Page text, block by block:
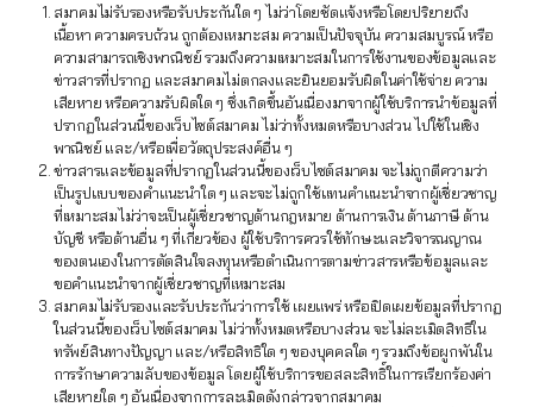
สมาคมไม่รับรองหรือรับประกันใด ๆ ไม่ว่าโดยชัดแจ้งหรือโดยปริยายถึง
เนื้อหา ความครบถ้วน ถูกต้องเหมาะสม ความเป็นปัจจุบัน ความสมบูรณ์ หรือ
ความสามารถเชิงพาณิชย์ รวมถึงความเหมาะสมในการใช้งานของข้อมูลและ
ข่าวสารที่ปรากฏ และสมาคมไม่ตกลงและยินยอมรับผิดในค่าใช้จ่าย ความ
เสียหาย หรือความรับผิดใด ๆ ซึ่งเกิดขึ้นอันเนื่องมาจากผู้ใช้บริการนำข้อมูลที่
ปรากฏในส่วนนี้ของเว็บไซต์สมาคม ไม่ว่าทั้งหมดหรือบางส่วน ไปใช้ในเชิง
พาณิชย์ และ/หรือเพื่อวัตถุประสงค์อื่น ๆ
ข่าวสารและข้อมูลที่ปรากฏในส่วนนี้ของเว็บไซต์สมาคม จะไม่ถูกตีความว่า
เป็นรูปแบบของคำแนะนำใด ๆ และจะไม่ถูกใช้แทนคำแนะนำจากผู้เชี่ยวชาญ
ที่เหมาะสมไม่ว่าจะเป็นผู้เชี่ยวชาญด้านกฎหมาย ด้านการเงิน ด้านภาษี ด้าน
บัญชี หรือด้านอื่น ๆ ที่เกี่ยวข้อง ผู้ใช้บริการควรใช้ทักษะและวิจารณญาณ
ของตนเองในการตัดสินใจลงทุนหรือดำเนินการตามข่าวสารหรือข้อมูลและ
ขอคำแนะนำจากผู้เชี่ยวชาญที่เหมาะสม
สมาคมไม่รับรองและรับประกันว่าการใช้ เผยแพร่ หรือเปิดเผยข้อมูลที่ปรากฏ
ในส่วนนี้ของเว็บไซต์สมาคม ไม่ว่าทั้งหมดหรือบางส่วน จะไม่ละเมิดสิทธิใน
ทรัพย์สินทางปัญญา และ/หรือสิทธิใด ๆ ของบุคคลใด ๆ รวมถึงข้อผูกพันใน
การรักษาความลับของข้อมูล โดยผู้ใช้บริการขอสละสิทธิ์ในการเรียกร้องค่า
เสียหายใด ๆ อันเนื่องจากการละเมิดดังกล่าวจากสมาคม